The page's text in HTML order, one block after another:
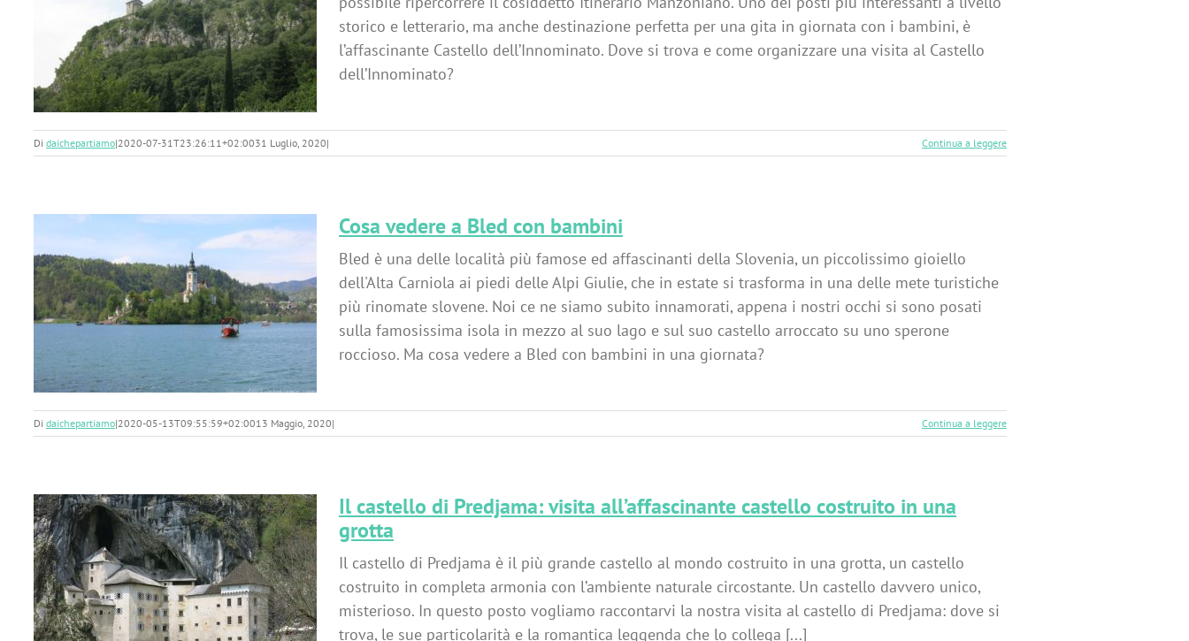
storico e letterario, ma anche destinazione perfetta per una gita in giornata con i bambini, è
l’affascinante Castello dell’Innominato. Dove si trova e come organizzare una visita al Castello
dell’Innominato?
Di daichepartiamo|2020-07-31T23:26:11+02:0031 Luglio, 2020| Continua a leggere
Cosa vedere a Bled con bambini
Bled è una delle località più famose ed affascinanti della Slovenia, un piccolissimo gioiello
dell'Alta Carniola ai piedi delle Alpi Giulie, che in estate si trasforma in una delle mete turistiche
più rinomate slovene. Noi ce ne siamo subito innamorati, appena i nostri occhi si sono posati
sulla famosissima isola in mezzo al suo lago e sul suo castello arroccato su uno sperone
roccioso. Ma cosa vedere a Bled con bambini in una giornata?
Di daichepartiamo|2020-05-13T09:55:59+02:0013 Maggio, 2020| Continua a leggere
Il castello di Predjama: visita all’affascinante castello costruito in una
grotta
Il castello di Predjama è il più grande castello al mondo costruito in una grotta, un castello
costruito in completa armonia con l’ambiente naturale circostante. Un castello davvero unico,
misterioso. In questo posto vogliamo raccontarvi la nostra visita al castello di Predjama: dove si
trova, le sue particolarità e la romantica leggenda che lo collega [...]